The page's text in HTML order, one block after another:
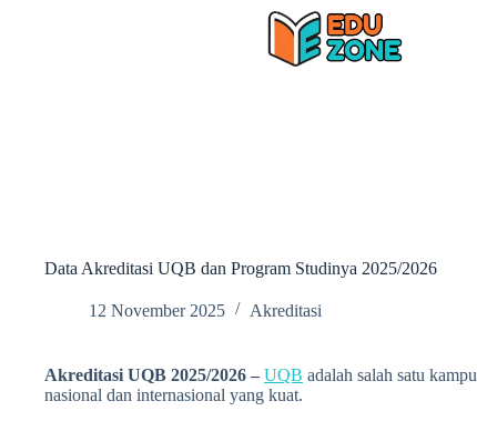
Data Akreditasi UQB dan Program Studinya 2025/2026
12 November 2025 Akreditasi
Akreditasi UQB 2025/2026 – UQB adalah salah satu
nasional dan internasional yang kuat.